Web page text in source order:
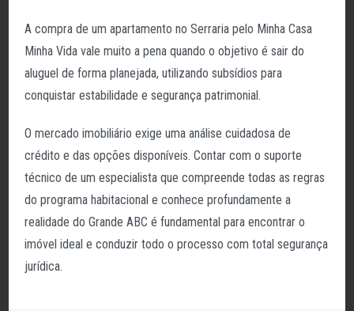
A compra de um apartamento no Serraria pelo Minha Casa
Minha Vida vale muito a pena quando o objetivo é sair do
aluguel de forma planejada, utilizando subsídios para
conquistar estabilidade e segurança patrimonial.
O mercado imobiliário exige uma análise cuidadosa de
crédito e das opções disponíveis. Contar com o suporte
técnico de um especialista que compreende todas as regras
do programa habitacional e conhece profundamente a
realidade do Grande ABC é fundamental para encontrar o
imóvel ideal e conduzir todo o processo com total segurança
jurídica.